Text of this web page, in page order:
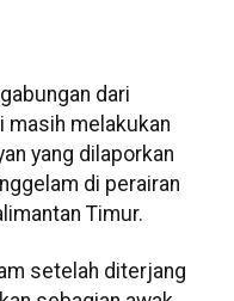
dari
masih melakukan
yang dilaporkan
di perairan
Timur.
setelah diterjang